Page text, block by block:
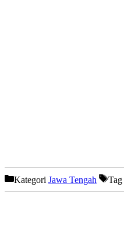
Kategori Jawa Tengah Tag